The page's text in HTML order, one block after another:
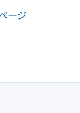
ージ